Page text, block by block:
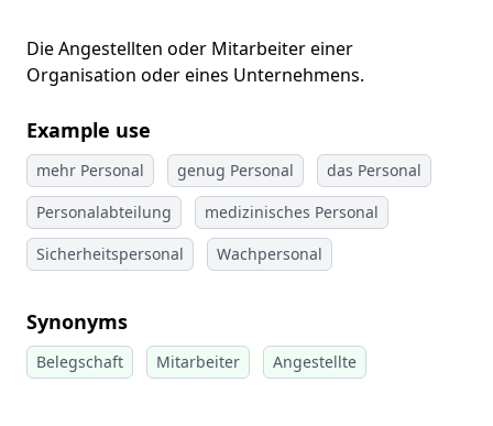
Die Angestellten oder Mitarbeiter einer
Organisation oder eines Unternehmens.
Example use
mehr Personal genug Personal
das Personal
Personalabteilung
medizinisches Personal
Sicherheitspersonal
Wachpersonal
Synonyms
Belegschaft Mitarbeiter Angestellte